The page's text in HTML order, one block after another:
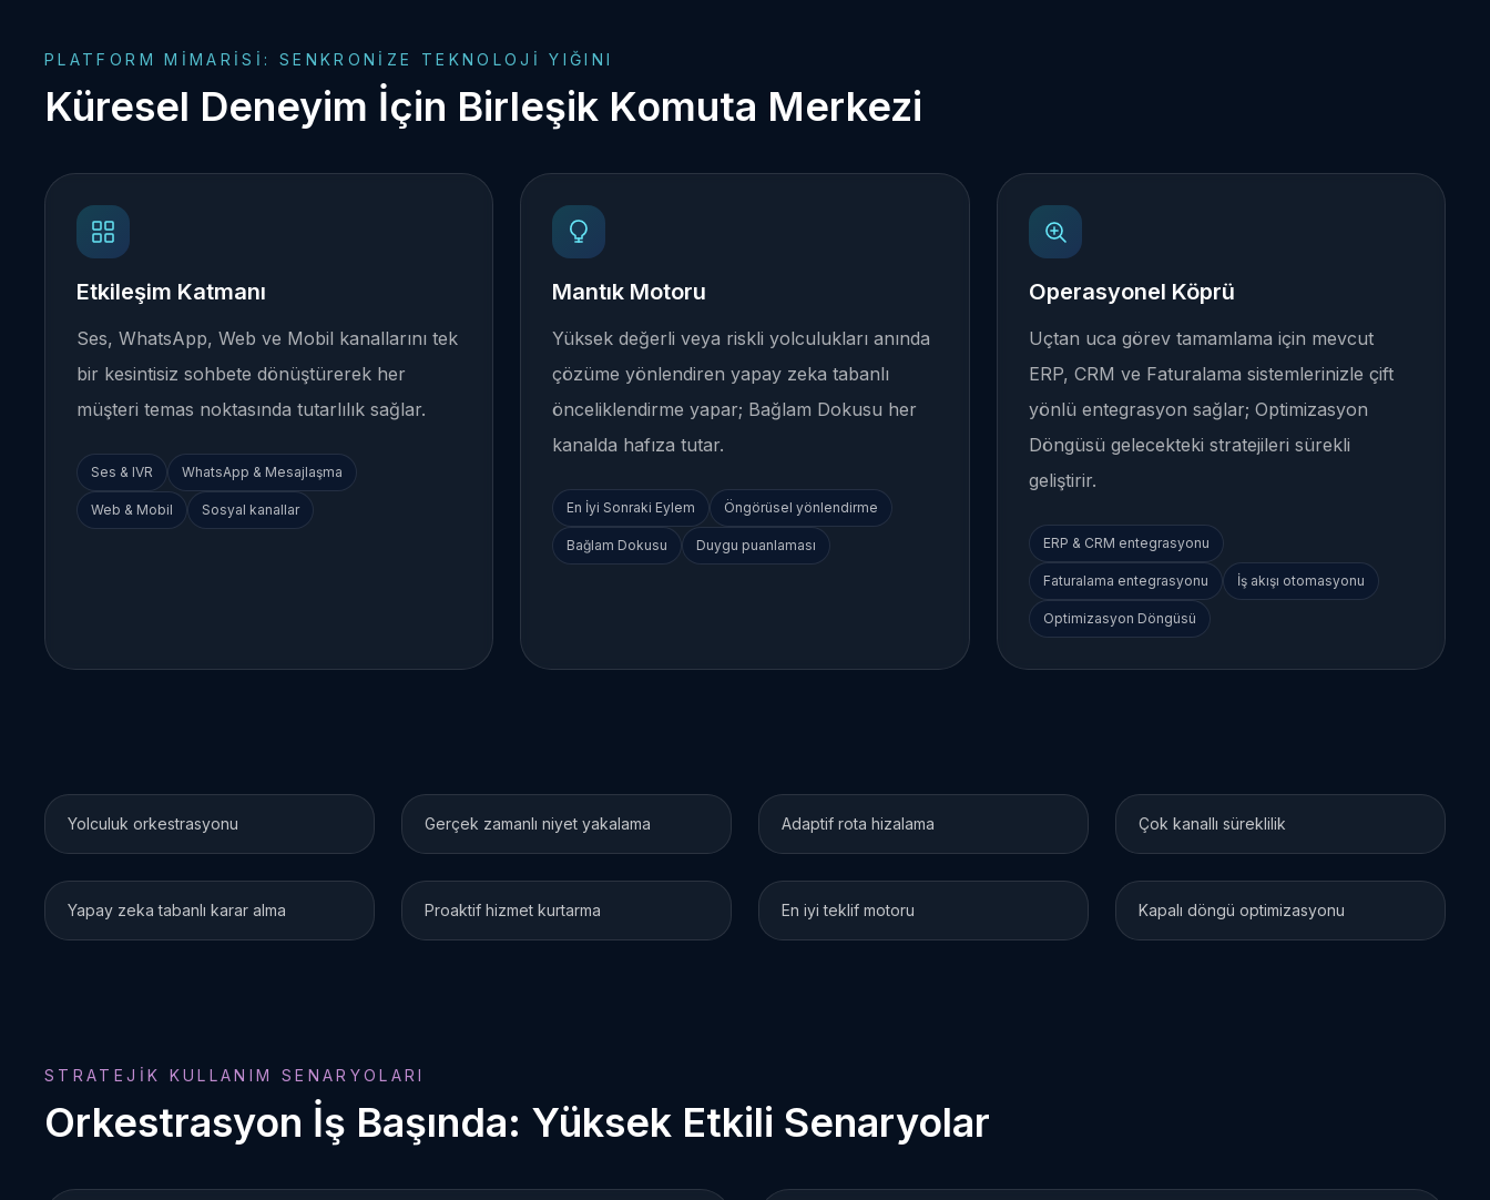
PLATFORM MIMARISI: SENKRONIZE TEKNOLOJI YIĞINI
Küresel Deneyim İçin Birleşik Komuta Merkezi
Etkileşim Katmanı
Ses, WhatsApp, Web ve Mobil kanallarını tek
bir kesintisiz sohbete dönüştürerek her
müşteri temas noktasında tutarlılık sağlar.
Ses & IVR WhatsApp & Mesajlaşma
Web & Mobil Sosyal kanallar
Mantık Motoru
Yüksek değerli veya riskli yolculukları anında
çözüme yönlendiren yapay zeka tabanlı
önceliklendirme yapar; Bağlam Dokusu her
kanalda hafıza tutar.
En İyi Sonraki Eylem Öngörüsel yönlendirme
Bağlam Dokusu Duygu puanlaması
Operasyonel Köprü
Uçtan uca görev tamamlama için mevcut
ERP, CRM ve Faturalama sistemlerinizle çift
yönlü entegrasyon sağlar; Optimizasyon
Döngüsü gelecekteki stratejileri sürekli
geliştirir.
ERP & CRM entegrasyonu
Faturalama entegrasyonu İş akışı otomasyonu
Optimizasyon Döngüsü
Yolculuk orkestrasyonu Gerçek zamanlı niyet yakalama Adaptif rota hizalama Çok kanallı süreklilik
Yapay zeka tabanlı karar alma Proaktif hizmet kurtarma En iyi teklif motoru Kapalı döngü optimizasyonu
STRATEJIK KULLANIM SENARYOLARI
Orkestrasyon İş Başında: Yüksek Etkili Senaryolar